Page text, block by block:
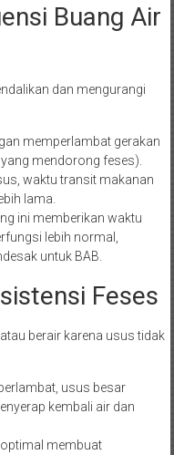
Buang Air
dan mengurangi
memperlambat gerakan
mendorong feses).
waktu transit makanan
lama.
ini memberikan waktu
lebih normal,
untuk BAB.
Feses
berair karena usus tidak
usus besar
kembali air dan
membuat